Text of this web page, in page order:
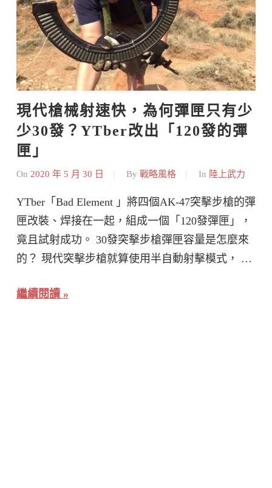
現代槍械射速快，為何彈匣只有少
少30發？YTber改出「120發的彈
匣」
On 2020 年 5 月 30 日 By 戰略風格 In 陸上武力
YTber「Bad Element 」將四個AK-47突擊步槍的彈
匣改裝、焊接在一起，組成一個「120發彈匣」，
竟且試射成功。 30發突擊步槍彈匣容量是怎麼來
的？ 現代突擊步槍就算使用半自動射擊模式， …
繼續閱讀